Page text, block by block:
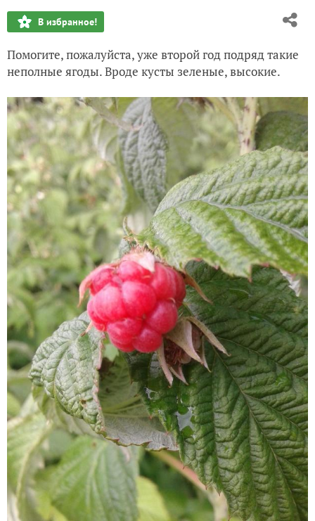
В избранное!
Помогите, пожалуйста, уже второй год подряд такие
неполные ягоды. Вроде кусты зеленые, высокие.